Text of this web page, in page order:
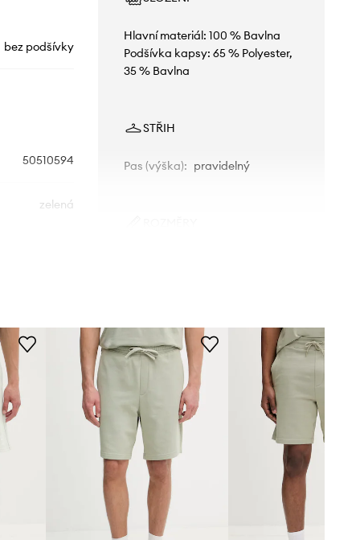
bez podšívky
50510594
zelená
Hlavní materiál: 100 % Bavlna
Podšívka kapsy: 65 % Polyester,
35 % Bavlna
STŘIH
Pas (výška): pravidelný
běžně nosíte.
Tabulka velikosti